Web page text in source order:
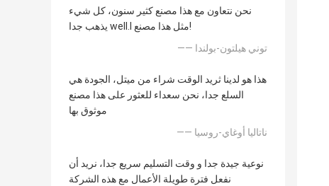
نحن نتعاون مع هذا مصنع كثير سنون، كل شيء
يذهب جدا well.l مثل هذا مصنع!
—— توني هيلتون-بولندا
هذا هو لدينا ثريد الوقت شراء من ميتل، الجودة هي
السلع جدا، نحن سعداء للعثور على هذا مصنع
موثوق بها
—— ناتاليا أوغاي-روسيا
نوعية جيدة جدا و وقت التسليم سريع جدا، نريد أن
نفعل فترة طويلة الأعمال مع هذه الشركة